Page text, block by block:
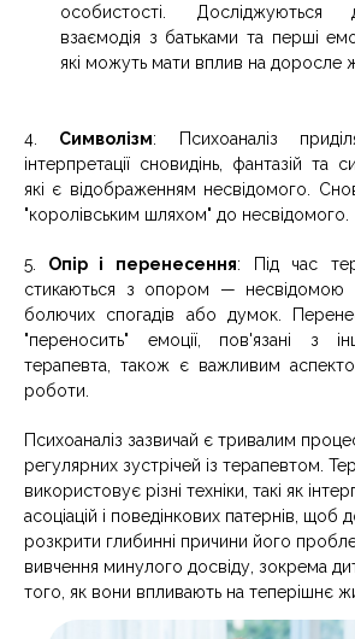
особистості. Досліджуються
взаємодія з батьками та перші
які можуть мати вплив на доросле
4. Символізм: Психоаналіз
інтерпретації сновидінь, фантазій та
які є відображенням несвідомого.
"королівським шляхом" до несвідомого.
5. Опір і перенесення: Під час
стикаються з опором — несвідомою
болючих спогадів або думок.
"переносить" емоції, пов'язані з
терапевта, також є важливим
роботи.
Психоаналіз зазвичай є тривалим
регулярних зустрічей із терапевтом.
використовує різні техніки, такі як
асоціацій і поведінкових патернів, щоб
розкрити глибинні причини його
вивчення минулого досвіду, зокрема
того, як вони впливають на теперішнє